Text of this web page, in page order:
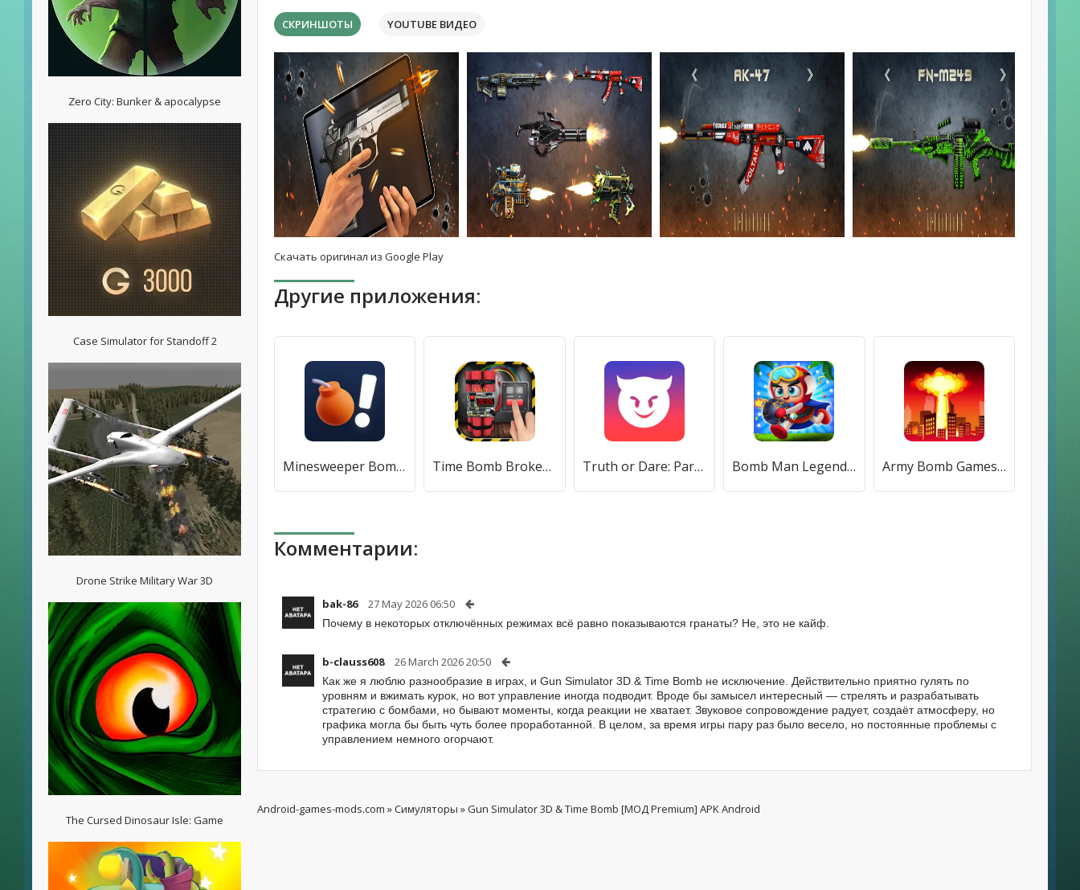
Zero City: Bunker & apocalypse
Case Simulator for Standoff 2
Drone Strike Military War 3D
The Cursed Dinosaur Isle: Game
СКРИНШОТЫ YOUTUBE ВИДЕО
Скачать оригинал из Google Play
Другие приложения:
Minesweeper Bomb Mines Game (Майнсвипер разблокирует уровни Марка) [МОД Меню] APK Android Time Bomb Broken Screen Prank (Тайм Бомб Брокен Скрин Пранк) [МОД Все открыто] APK Android Truth or Dare: Party Time [МОД Unlocked] APK Android Bomb Man Legend (Бомб Мен Легенда) [МОД Меню] APK Android Army Bomb Games 3D Nuclear War [МОД Mega Pack] APK Android
Комментарии:
bak-86 27 May 2026 06:50
Почему в некоторых отключённых режимах всё равно показываются гранаты? Не, это не кайф.
b-clauss608 26 March 2026 20:50
Как же я люблю разнообразие в играх, и Gun Simulator 3D & Time Bomb не исключение. Действительно приятно гулять по
уровням и вжимать курок, но вот управление иногда подводит. Вроде бы замысел интересный — стрелять и разрабатывать
стратегию с бомбами, но бывают моменты, когда реакции не хватает. Звуковое сопровождение радует, создаёт атмосферу, но
графика могла бы быть чуть более проработанной. В целом, за время игры пару раз было весело, но постоянные проблемы с
управлением немного огорчают.
Android-games-mods.com »Симуляторы » Gun Simulator 3D & Time Bomb [МОД Premium] APK Android